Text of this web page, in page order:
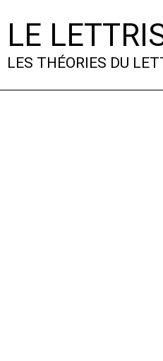
LE
LES THÉORIES DU